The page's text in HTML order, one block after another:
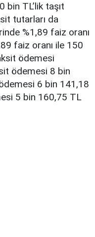
bin TL’lik taşıt
tutarları da
%1,89 faiz oranı
faiz oranı ile 150
ödemesi
ödemesi 8 bin
6 bin 141,18
5 bin 160,75 TL